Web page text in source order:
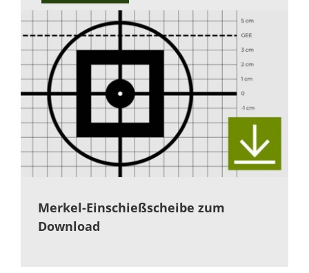
Merkel-Einschießscheibe zum
Download